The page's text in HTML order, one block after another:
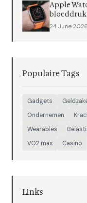
Apple
24 June 2026
Populaire Tags
Gadgets
Ondernemen
Wearables
VO2 max
Casino
Links